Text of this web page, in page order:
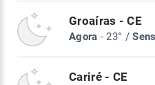
Groaíras - CE
Agora - 23° /
Cariré - CE